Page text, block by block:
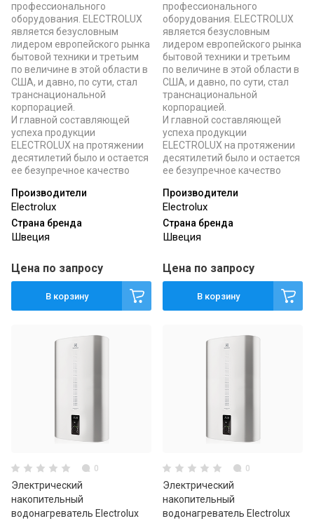
профессионального
оборудования. ELECTROLUX
является безусловным
лидером европейского рынка
бытовой техники и третьим
по величине в этой области в
США, и давно, по сути, стал
транснациональной
корпорацией.
И главной составляющей
успеха продукции
ELECTROLUX на протяжении
десятилетий было и остается
ее безупречное качество
Производители
Electrolux
Страна бренда
Швеция
Цена по запросу
В корзину
профессионального
оборудования. ELECTROLUX
является безусловным
лидером европейского рынка
бытовой техники и третьим
по величине в этой области в
США, и давно, по сути, стал
транснациональной
корпорацией.
И главной составляющей
успеха продукции
ELECTROLUX на протяжении
десятилетий было и остается
ее безупречное качество
Производители
Electrolux
Страна бренда
Швеция
Цена по запросу
В корзину
0
Электрический
накопительный
водонагреватель Electrolux
0
Электрический
накопительный
водонагреватель Electrolux